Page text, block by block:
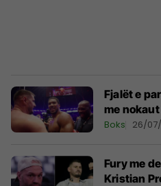
Fjalët e
me
Boks 26/
Fury me
Kristian